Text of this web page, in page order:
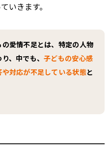
いきます。
愛情不足とは、特定の人物
、中でも、子どもの安心感
対応が不足している状態と